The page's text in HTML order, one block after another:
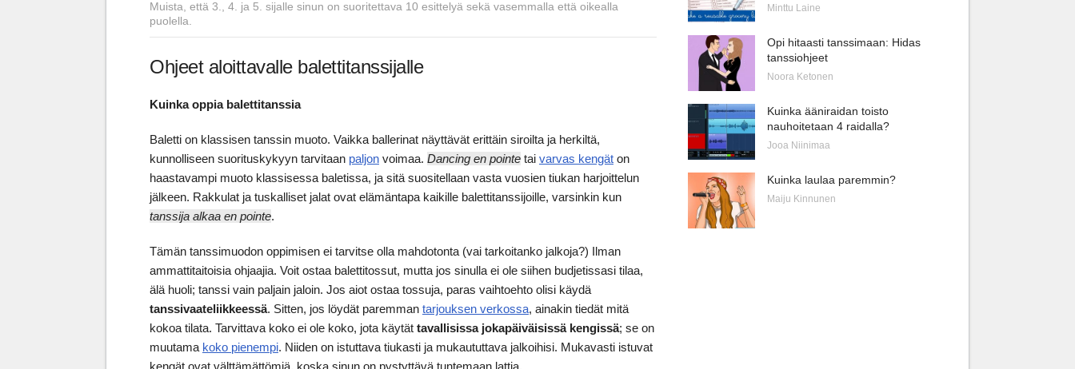
Muista, että 3., 4. ja 5. sijalle sinun on suoritettava 10 esittelyä sekä vasemmalla että oikealla
puolella.
Ohjeet aloittavalle balettitanssijalle
Kuinka oppia balettitanssia
Baletti on klassisen tanssin muoto. Vaikka ballerinat näyttävät erittäin siroilta ja herkiltä,
kunnolliseen suorituskykyyn tarvitaan paljon voimaa. Dancing en pointe tai varvas kengät on
haastavampi muoto klassisessa baletissa, ja sitä suositellaan vasta vuosien tiukan harjoittelun
jälkeen. Rakkulat ja tuskalliset jalat ovat elämäntapa kaikille balettitanssijoille, varsinkin kun
tanssija alkaa en pointe.
Tämän tanssimuodon oppimisen ei tarvitse olla mahdotonta (vai tarkoitanko jalkoja?) Ilman
ammattitaitoisia ohjaajia. Voit ostaa balettitossut, mutta jos sinulla ei ole siihen budjetissasi tilaa,
älä huoli; tanssi vain paljain jaloin. Jos aiot ostaa tossuja, paras vaihtoehto olisi käydä
tanssivaateliikkeessä. Sitten, jos löydät paremman tarjouksen verkossa, ainakin tiedät mitä
kokoa tilata. Tarvittava koko ei ole koko, jota käytät tavallisissa jokapäiväisissä kengissä; se on
muutama koko pienempi. Niiden on istuttava tiukasti ja mukaututtava jalkoihisi. Mukavasti istuvat
Minttu Laine
Opi hitaasti tanssimaan: Hidas
tanssiohjeet
Noora Ketonen
Kuinka ääniraidan toisto
nauhoitetaan 4 raidalla?
Jooa Niinimaa
Kuinka laulaa paremmin?
Maiju Kinnunen